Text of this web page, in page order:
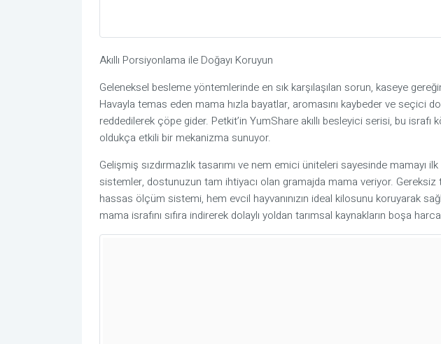
Akıllı Porsiyonlama ile Doğayı Koruyun
Geleneksel besleme yöntemlerinde en sık karşılaşılan sorun, kaseye
Havayla temas eden mama hızla bayatlar, aromasını kaybeder ve seçici
reddedilerek çöpe gider. Petkit’in YumShare akıllı besleyici serisi, bu
oldukça etkili bir mekanizma sunuyor.
Gelişmiş sızdırmazlık tasarımı ve nem emici üniteleri sayesinde mamayı
sistemler, dostunuzun tam ihtiyacı olan gramajda mama veriyor.
hassas ölçüm sistemi, hem evcil hayvanınızın ideal kilosunu koruyarak
mama israfını sıfıra indirerek dolaylı yoldan tarımsal kaynakların boşa